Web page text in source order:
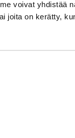
voivat yhdistää
joita on kerätty,